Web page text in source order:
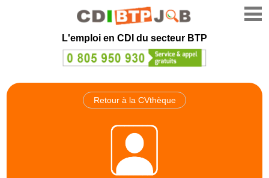
L'emploi en CDI du secteur BTP
Retour à la CVthèque